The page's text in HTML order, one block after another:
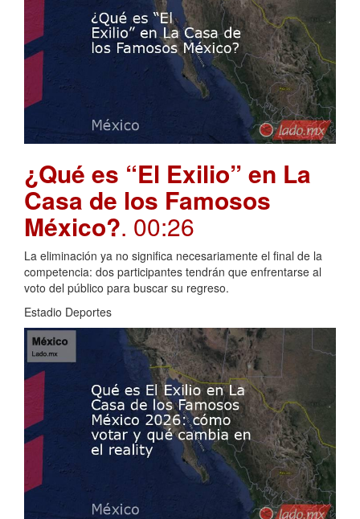
¿Qué es “El Exilio” en La
Casa de los Famosos
México?. 00:26
La eliminación ya no significa necesariamente el final de la
competencia: dos participantes tendrán que enfrentarse al
voto del público para buscar su regreso.
Estadio Deportes